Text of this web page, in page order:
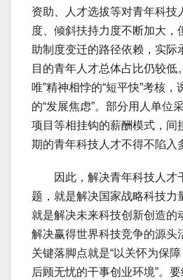
资助、人才选拔等对青年科技
度、倾斜扶持力度不断加大，
助制度变迁的路径依赖，实际
目的青年人才总体占比仍较低
唯”精神相悖的“短平快”考核
的“发展焦虑”。部分用人单位
项目等相挂钩的薪酬模式，间
期的青年科技人才不得不陷入
因此，解决青年科技人才
题，就是解决国家战略科技力
就是解决未来科技创新创造的
解决赢得世界科技竞争的源头
关键落脚点就是“以关怀为保
后顾无忧的干事创业环境”。